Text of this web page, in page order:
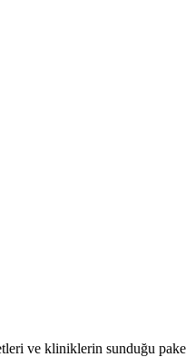
ve kliniklerin sunduğu